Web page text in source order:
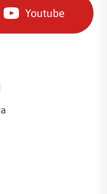
Youtube